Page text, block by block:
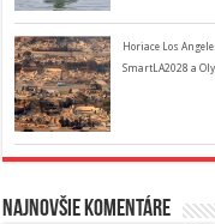
Horiace Los
SmartLA2028 a
Najnovšie komentáre